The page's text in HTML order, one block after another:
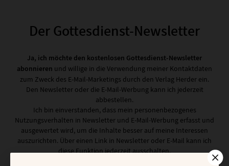
Der Gottesdienst-Newsletter
Ja, ich möchte den kostenlosen Gottesdienst-Newsletter
abonnieren und willige in die Verwendung meiner Kontaktdaten
zum Zweck des E-Mail-Marketings durch den Verlag Herder ein.
Den Newsletter oder die E-Mail-Werbung kann ich jederzeit
abbestellen.
Ich bin einverstanden, dass mein personenbezogenes
Nutzungsverhalten in Newsletter und E-Mail-Werbung erfasst und
ausgewertet wird, um die Inhalte besser auf meine Interessen
auszurichten. Über einen Link in Newsletter oder E-Mail kann ich
diese Funktion jederzeit ausschalten.